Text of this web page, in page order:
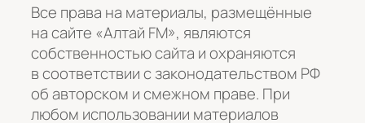
Все права на материалы, размещённые
на сайте «Алтай FM», являются
собственностью сайта и охраняются
в соответствии с законодательством РФ
об авторском и смежном праве. При
любом использовании материалов